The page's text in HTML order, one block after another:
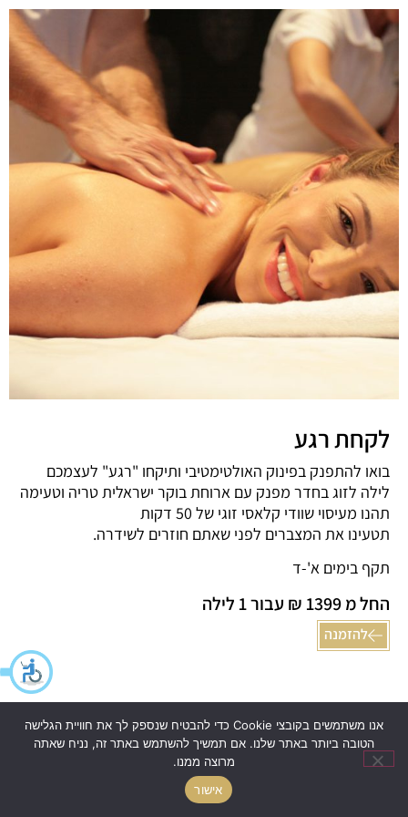
לקחת רגע
בואו להתפנק בפינוק האולטימטיבי ותיקחו "רגע" לעצמכם
לילה לזוג בחדר מפנק עם ארוחת בוקר ישראלית טריה וטעימה
תהנו מעיסוי שוודי קלאסי זוגי של 50 דקות
תטעינו את המצברים לפני שאתם חוזרים לשידרה.
תקף בימים א'-ד
החל מ 1399 ₪ עבור 1 לילה
להזמנה
אנו משתמשים בקובצי Cookie כדי להבטיח שנספק לך את חוויית הגלישה
הטובה ביותר באתר שלנו. אם תמשיך להשתמש באתר זה, נניח שאתה
מרוצה ממנו.
אישור